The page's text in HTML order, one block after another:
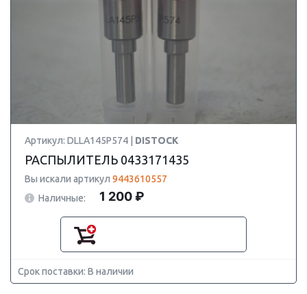
Артикул: DLLA145P574 | DISTOCK
РАСПЫЛИТЕЛЬ 0433171435
Вы искали артикул 9443610557
Наличные:
1 200 ₽
Срок поставки: В наличии